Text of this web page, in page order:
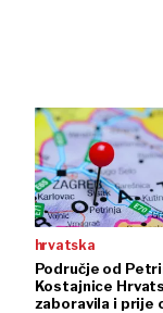
hrvatska
Područje od
Kostajnice
zaboravila i prije